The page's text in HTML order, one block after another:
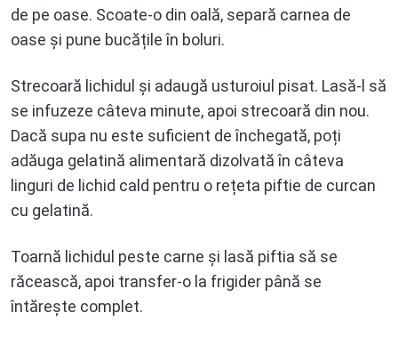
de pe oase. Scoate-o din oală, separă carnea de
oase și pune bucățile în boluri.
Strecoară lichidul și adaugă usturoiul pisat. Lasă-l să
se infuzeze câteva minute, apoi strecoară din nou.
Dacă supa nu este suficient de închegată, poți
adăuga gelatină alimentară dizolvată în câteva
linguri de lichid cald pentru o rețeta piftie de curcan
cu gelatină.
Toarnă lichidul peste carne și lasă piftia să se
răcească, apoi transfer-o la frigider până se
întărește complet.